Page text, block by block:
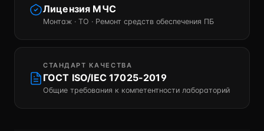
Лицензия МЧС
Монтаж · ТО · Ремонт средств обеспечения ПБ
СТАНДАРТ КАЧЕСТВА
ГОСТ ISO/IEC 17025-2019
Общие требования к компетентности лабораторий